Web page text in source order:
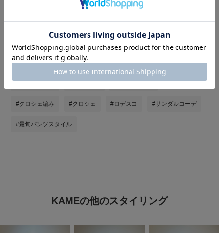
#シンプルコーデ
#サンダル #夏コーデ #30代コーデ #ノースリーブ
#差し色コーデ #差し色(赤) #レースパンツ
#クロシェ編み #クロシェ #ロデスコ #サンダルコーデ
#最旬パンツスタイル
KAMEの他のスタイリング